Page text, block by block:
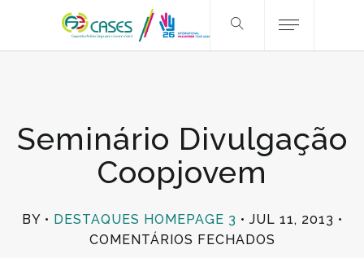
Seminário Divulgação
Coopjovem
BY DESTAQUES HOMEPAGE 3
JUL 11, 2013
COMENTÁRIOS FECHADOS